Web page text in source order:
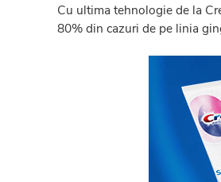
Cu ultima tehnologie de la
80% din cazuri de pe linia